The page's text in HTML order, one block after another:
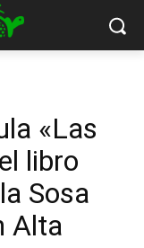
«Las
libro
Sosa
Alta